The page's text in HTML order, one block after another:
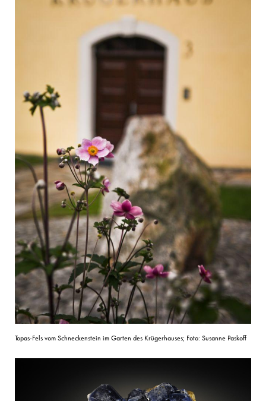
Topas-Fels vom Schneckenstein im Garten des Krügerhauses; Foto: Susanne Paskoff